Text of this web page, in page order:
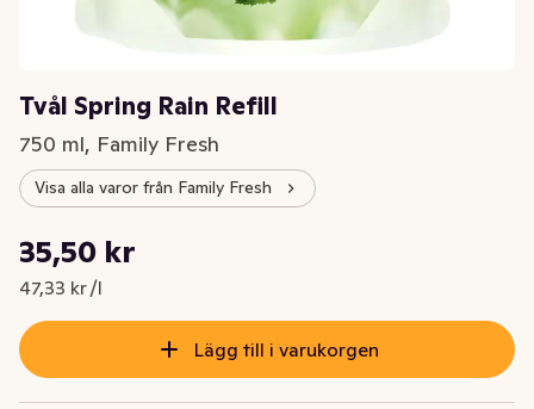
Tvål Spring Rain Refill
750 ml, Family Fresh
Visa alla varor från Family Fresh
Nuvarande pris är: 35,50 kr
35,50 kr
47,33 kr /l
Styckpris: 47,33 kr /l
Lägg till i varukorgen